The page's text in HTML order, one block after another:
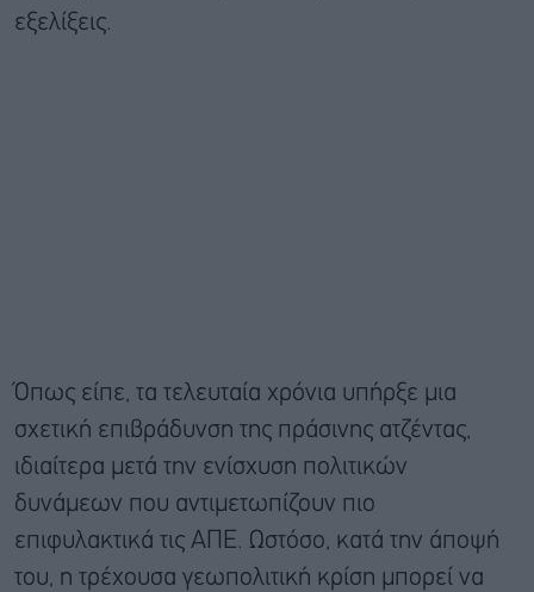
εξελίξεις.
Όπως είπε, τα τελευταία χρόνια υπήρξε μια
σχετική επιβράδυνση της πράσινης ατζέντας,
ιδιαίτερα μετά την ενίσχυση πολιτικών
δυνάμεων που αντιμετωπίζουν πιο
επιφυλακτικά τις ΑΠΕ. Ωστόσο, κατά την άποψή
του, η τρέχουσα γεωπολιτική κρίση μπορεί να